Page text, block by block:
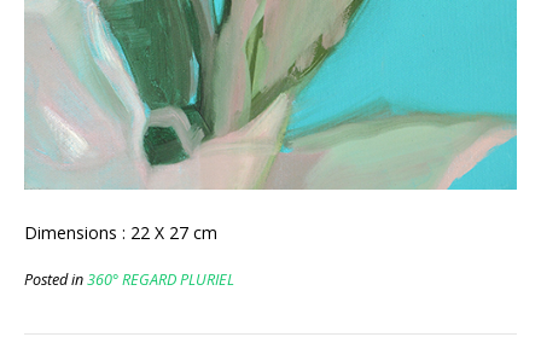
Dimensions : 22 X 27 cm
Posted in360° REGARD PLURIEL